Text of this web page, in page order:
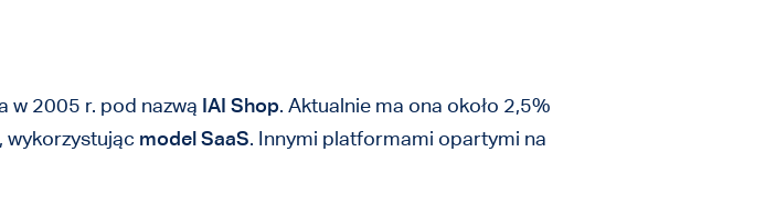
w 2005 r. pod nazwą IAI Shop. Aktualnie ma ona około 2,5%
wykorzystując model SaaS. Innymi platformami opartymi na